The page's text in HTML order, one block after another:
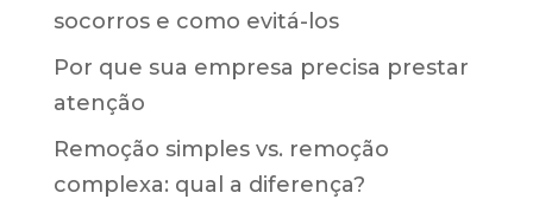
socorros e como evitá-los
Por que sua empresa precisa prestar
atenção
Remoção simples vs. remoção
complexa: qual a diferença?